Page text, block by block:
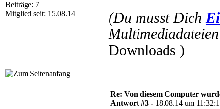
Beiträge: 7
Mitglied seit: 15.08.14
(Du musst Dich
Downloads )
Re: Von diesem Computer
Antwort #3 - 18.08.14 um